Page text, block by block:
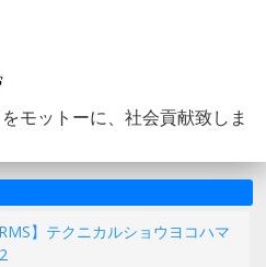
モットーに、社会貢献致しま
】テクニカルショウヨコハマ